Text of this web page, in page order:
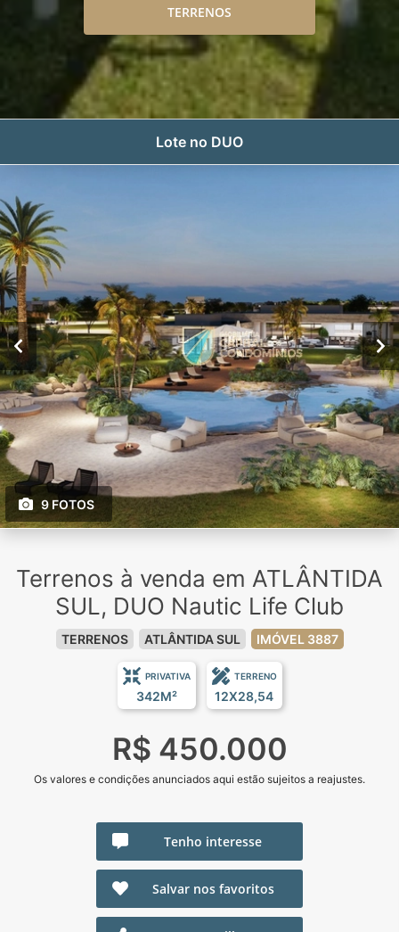
TERRENOS
Lote no DUO
9 FOTOS
Terrenos à venda em ATLÂNTIDA
SUL, DUO Nautic Life Club
TERRENOS ATLÂNTIDA SUL IMÓVEL 3887
PRIVATIVA
342M²
TERRENO
12X28,54
R$ 450.000
Os valores e condições anunciados aqui estão sujeitos a reajustes.
Tenho interesse
Salvar nos favoritos